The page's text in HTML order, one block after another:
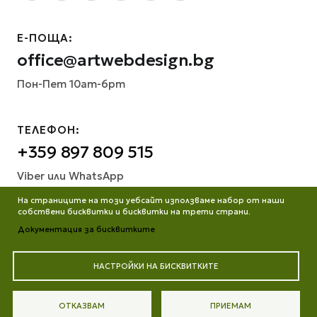
На страниците на този уебсайт използваме набор от наши
собствени бисквитки и бисквитки на трети страни.
Документация за бисквитките
НАСТРОЙКИ НА БИСКВИТКИТЕ
ОТКАЗВАМ ПРИЕМАМ
Е-ПОЩА:
office@artwebdesign.bg
Пон-Пет 10am-6pm
ТЕЛЕФОН:
+359 897 809 515
Viber или WhatsApp
Всички права запазени. Работим от ©2013 до днес